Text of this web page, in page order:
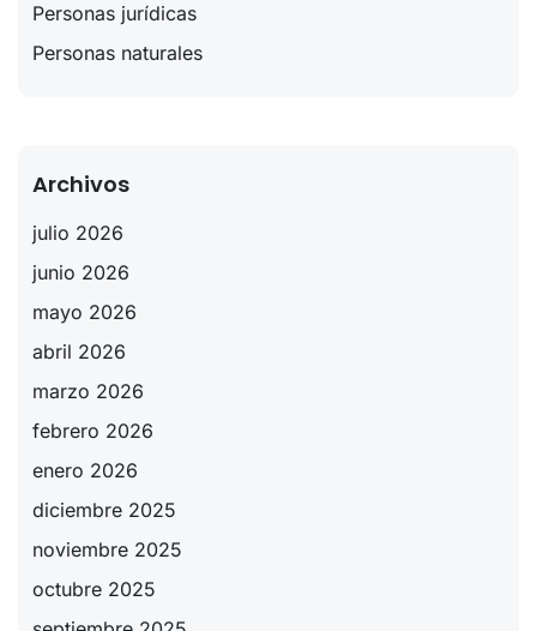
Personas jurídicas
Personas naturales
Archivos
julio 2026
junio 2026
mayo 2026
abril 2026
marzo 2026
febrero 2026
enero 2026
diciembre 2025
noviembre 2025
octubre 2025